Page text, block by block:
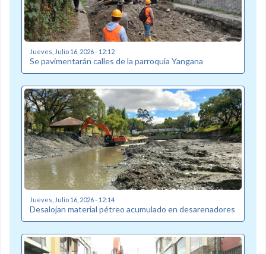
Jueves, Julio 16, 2026 - 12:12
Se pavimentarán calles de la parroquia Yangana
Jueves, Julio 16, 2026 - 12:14
Desalojan material pétreo acumulado en desarenadores